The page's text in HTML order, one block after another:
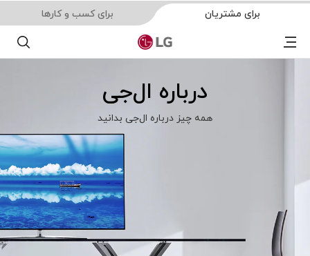
برای مشتریان برای کسب و کارها
درباره ال‌جی
همه چیز درباره ال‌جی بدانید